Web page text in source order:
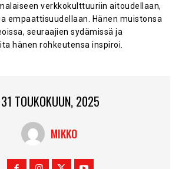
verkkokulttuuriin aitoudellaan,
empaattisuudellaan. Hänen muistonsa
seuraajien sydämissä ja
hänen rohkeutensa inspiroi.
31 TOUKOKUUN, 2025
MIKKO